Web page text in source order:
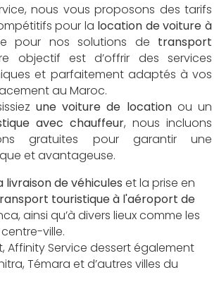
nous vous proposons des tarifs
pour la location de voiture à
pour nos solutions de transport
objectif est d’offrir des services
et parfaitement adaptés à vos
au Maroc.
une voiture de locationou un
avec chauffeur, nous incluons
gratuites pour garantir une
et avantageuse.
livraison de véhicules et la prise en
touristique à l'aéroport de
ainsi qu’à divers lieux comme les
ville.
Affinity Service dessert également
Témara et d’autres villes du